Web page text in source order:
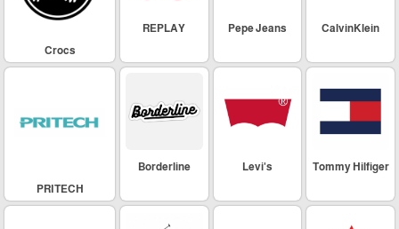
CalvinKlein
Pepe Jeans
REPLAY
Crocs
Tommy Hilfiger
Levi's
Borderline
PRITECH